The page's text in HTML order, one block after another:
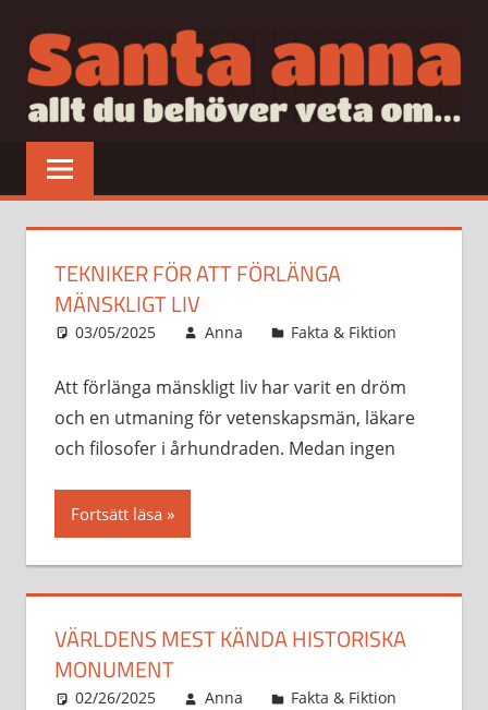
innehåll
allt
veta
TEKNIKER FÖR ATT FÖRLÄNGA
MÄNSKLIGT LIV
03/05/2025 Anna Fakta & Fiktion
Att förlänga mänskligt liv har varit en dröm
och en utmaning för vetenskapsmän, läkare
och filosofer i århundraden. Medan ingen
Fortsätt läsa
VÄRLDENS MEST KÄNDA HISTORISKA
MONUMENT
02/26/2025 Anna Fakta & Fiktion